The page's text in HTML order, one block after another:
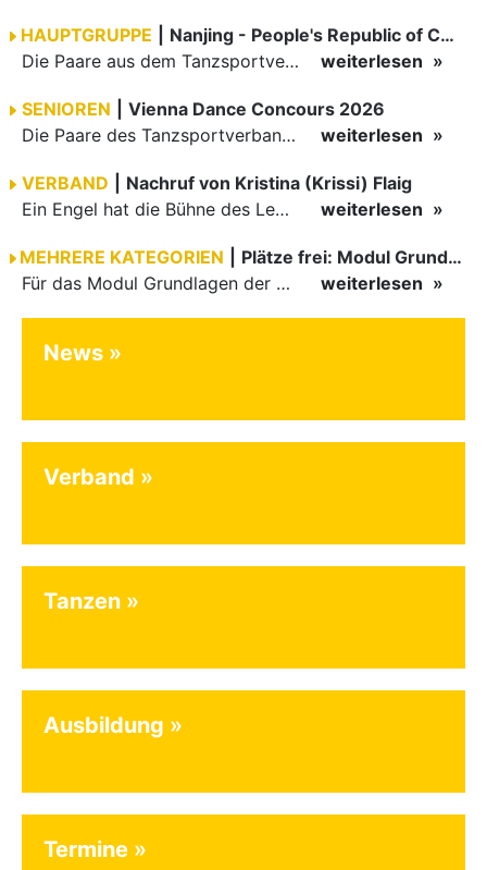
HAUPTGRUPPE
Nanjing - People's Republic of China
Die Paare aus dem Tanzsportverband Baden-Württemberg (TBW) haben beim hochklassig besetzten WDSF GrandSlam im chinesischen Nanjing wieder einmal auf internationalem Top-Niveau geglänzt. Das…
weiterlesen
SENIOREN
Vienna Dance Concours 2026
Die Paare des Tanzsportverbandes Baden-Württemberg (TBW) glänzten auf dem internationalen Parkett des Vienna Dance Concourse 2026 im Wiener Rathaus mit hervorragenden Platzierungen Ergebnisse unter: …
weiterlesen
VERBAND
Nachruf von Kristina (Krissi) Flaig
Ein Engel hat die Bühne des Lebens verlassen. Viel zu früh, plötzlich und für uns alle unfassbar, wurde unsere geliebte Kristina (Krissi) Flaig im Alter von 36 Jahren aus dem Leben gerissen. Das Tanzen…
weiterlesen
MEHRERE KATEGORIEN
Plätze frei: Modul Grundlagen
Für das Modul Grundlagen der Breitensportausbildung vom 10. bis 13. September an der Landessportschule Albstadt sind noch Plätze frei. Das Modul kann auch für den Lizenzerhalt (30 LE fachlich) genutzt…
weiterlesen
News
Verband
Tanzen
Ausbildung
Termine